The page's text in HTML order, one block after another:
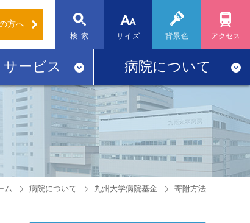
検 索
標準 大
サイズ 背景色 アクセス
方へ
ービス 病院について
ム 病院について 九州大学病院基金 寄附方法